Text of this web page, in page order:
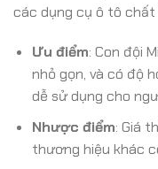
các dụng cụ ô tô
Ưu điểm: Con đội
nhỏ gọn, và có độ
dễ sử dụng cho
Nhược điểm: Giá
thương hiệu khác